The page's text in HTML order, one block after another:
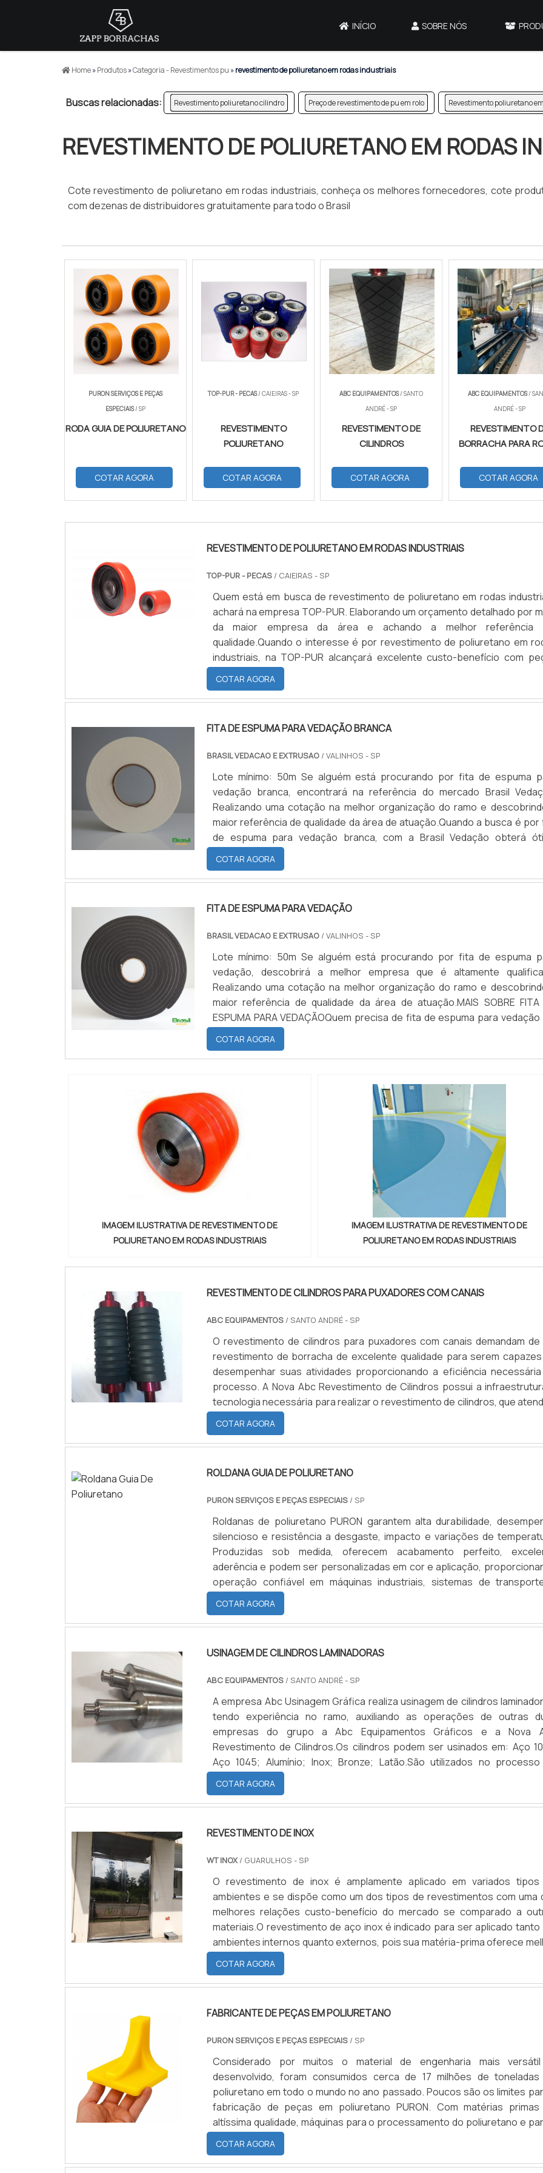
INÍCIO SOBRE NÓS
Home»Produtos»Categoria - Revestimentos pu »revestimento de poliuretano em rodas industriais
Buscas relacionadas: Revestimento poliuretano cilindro Preço de revestimento de pu em rolo Revestimento poliuretano
REVESTIMENTO DE POLIURETANO EM RODAS
Cote revestimento de poliuretano em rodas industriais, conheça os melhores fornecedores, cote
com dezenas de distribuidores gratuitamente para todo o Brasil
PURON SERVIÇOS E PEÇAS
ESPECIAIS/ SP
RODA GUIA DE POLIURETANO
COTAR AGORA
TOP-PUR - PECAS/ CAIEIRAS - SP
REVESTIMENTO
POLIURETANO
COTAR AGORA
ABC EQUIPAMENTOS/ SANTO
ANDRÉ - SP
REVESTIMENTO DE
CILINDROS
COTAR AGORA
ABC EQUIPAMENTOS/
ANDRÉ - SP
REVESTIMENTO
BORRACHA PARA
COTAR AGORA
REVESTIMENTO DE POLIURETANO EM RODAS INDUSTRIAIS
TOP-PUR - PECAS / CAIEIRAS - SP
Quem está em busca de revestimento de poliuretano em rodas
achará na empresa TOP-PUR. Elaborando um orçamento detalhado por
da maior empresa da área e achando a melhor referência
qualidade.Quando o interesse é por revestimento de poliuretano em
industriais, na TOP-PUR alcançará excelente custo-benefício com
técnicas em poliuretano e plásticos industriais sempre de
sustentável.MAIS SOBRE REVESTIMENT...
COTAR AGORA
FITA DE ESPUMA PARA VEDAÇÃO BRANCA
BRASIL VEDACAO E EXTRUSAO / VALINHOS - SP
Lote mínimo: 50m Se alguém está procurando por fita de espuma
vedação branca, encontrará na referência do mercado Brasil
Realizando uma cotação na melhor organização do ramo e
maior referência de qualidade da área de atuação.Quando a busca é por
de espuma para vedação branca, com a Brasil Vedação obterá
qualidade com cores sólidas e duráveis, que não desbotam ou
SOBRE FITA DE ESPUMA P...
COTAR AGORA
FITA DE ESPUMA PARA VEDAÇÃO
BRASIL VEDACAO E EXTRUSAO / VALINHOS - SP
Lote mínimo: 50m Se alguém está procurando por fita de espuma
vedação, descobrirá a melhor empresa que é altamente
Realizando uma cotação na melhor organização do ramo e
maior referência de qualidade da área de atuação.MAIS SOBRE FITA
ESPUMA PARA VEDAÇÃOQuem precisa de fita de espuma para vedação
uma empresa inovadora, consegue encontrar o site da Brasil Vedação.
possível encontrar borrachas fabri...
COTAR AGORA
IMAGEM ILUSTRATIVA DE REVESTIMENTO DE
POLIURETANO EM RODAS INDUSTRIAIS
IMAGEM ILUSTRATIVA DE REVESTIMENTO DE
POLIURETANO EM RODAS INDUSTRIAIS
REVESTIMENTO DE CILINDROS PARA PUXADORES COM CANAIS
ABC EQUIPAMENTOS/ SANTO ANDRÉ - SP
O revestimento de cilindros para puxadores com canais demandam de
revestimento de borracha de excelente qualidade para serem
desempenhar suas atividades proporcionando a eficiência
processo. A Nova Abc Revestimento de Cilindros possui a
tecnologia necessária para realizar o revestimento de cilindros, que
necessidade e a expectativa dos clientes.QUALIDADE DE UMA
MELHORES DO MERCADOA eficácia do material em maquina
diretamente da .
COTAR AGORA
ROLDANA GUIA DE POLIURETANO
PURON SERVIÇOS E PEÇAS ESPECIAIS/ SP
Roldanas de poliuretano PURON garantem alta durabilidade,
silencioso e resistência a desgaste, impacto e variações de
Produzidas sob medida, oferecem acabamento perfeito,
aderência e podem ser personalizadas em cor e aplicação,
operação confiável em máquinas industriais, sistemas de
equipamentos de movimentação de carga.
COTAR AGORA
USINAGEM DE CILINDROS LAMINADORAS
ABC EQUIPAMENTOS/ SANTO ANDRÉ - SP
A empresa Abc Usinagem Gráfica realiza usinagem de cilindros
tendo experiência no ramo, auxiliando as operações de outras
empresas do grupo a Abc Equipamentos Gráficos e a Nova
Revestimento de Cilindros.Os cilindros podem ser usinados em: Aço
Aço 1045; Alumínio; Inox; Bronze; Latão.São utilizados no
usinagem de cilindros: Tornos mecânicos, Torno CNC, Fresadoras,
ferramentas de alta qualidade a fim de proporcionar o melhor
possível.SERVIÇOS.
COTAR AGORA
REVESTIMENTO DE INOX
WT INOX/ GUARULHOS - SP
O revestimento de inox é amplamente aplicado em variados
ambientes e se dispõe como um dos tipos de revestimentos com uma
melhores relações custo-benefício do mercado se comparado a
materiais.O revestimento de aço inox é indicado para ser aplicado tanto
ambientes internos quanto externos, pois sua matéria-prima oferece
adequação a uma grande variedade de fatores, como umidade,
elevadas, entre outros. Por isso, o revestimento em inox é
utiliza.
COTAR AGORA
FABRICANTE DE PEÇAS EM POLIURETANO
PURON SERVIÇOS E PEÇAS ESPECIAIS/ SP
Considerado por muitos o material de engenharia mais
desenvolvido, foram consumidos cerca de 17 milhões de
poliuretano em todo o mundo no ano passado. Poucos são os limites
fabricação de peças em poliuretano PURON. Com matérias
altíssima qualidade, máquinas para o processamento do poliuretano e
usinagem precisos e uma mão de obra experiente é possível
quaisquer tipos de peças em poliuretano.
COTAR AGORA